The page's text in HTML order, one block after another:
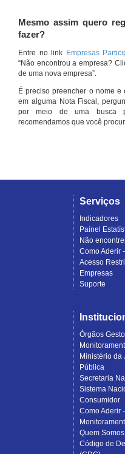
Mesmo assim quero
fazer?
Entre no link Empresas
“Não encontrou a empresa?
de uma nova empresa”.
É preciso preencher o nome
em alguma Nota Fiscal,
por meio de uma busca
recomendamos que você
Serviços
Indicadores
Painel
Não
Como Aderir
Acesso
Empresas
Suporte
Órgãos
Ministério da
Pública
Secretaria
Sistema
Consumidor
Como Aderir
Quem Somos
Código de